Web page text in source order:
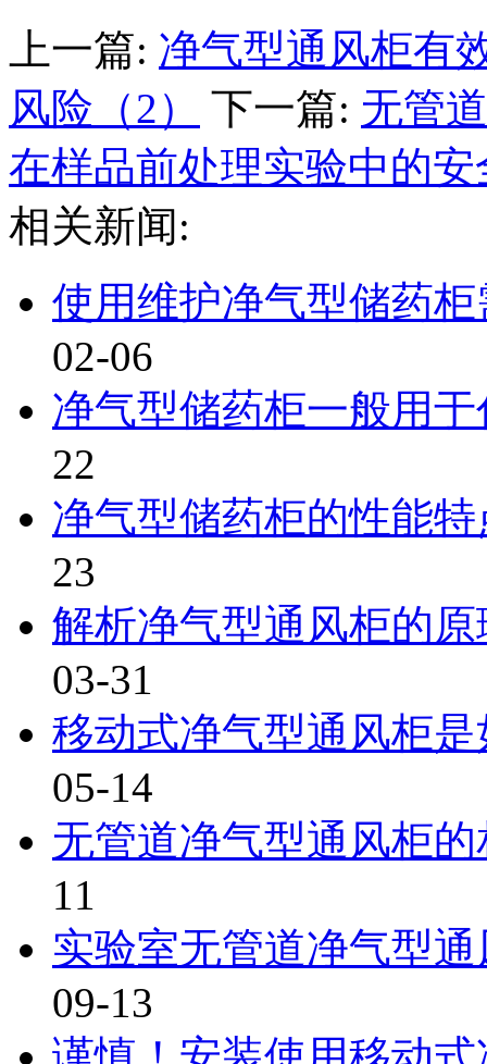
上一篇: 净气型通风柜有
风险（2）
下一篇: 无管
在样品前处理实验中的
相关新闻:
使用维护净气型储药
02-06
净气型储药柜一般用
22
净气型储药柜的性能
23
解析净气型通风柜的
03-31
移动式净气型通风柜
05-14
无管道净气型通风柜
11
实验室无管道净气型
09-13